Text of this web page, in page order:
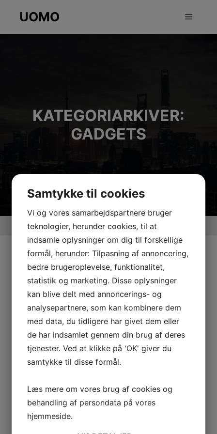
UOMO
KATEGORIARKIVER:
GADGETS
10. oktober 2018af RasmusM 0 Gadgets
GOOGLE HOME
Samtykke til cookies
Vi og vores samarbejdspartnere bruger
teknologier, herunder cookies, til at
indsamle oplysninger om dig til forskellige
formål, herunder: Tilpasning af annoncering,
bedre brugeroplevelse, funktionalitet,
statistik og marketing. Disse oplysninger
kan blive delt med annoncerings- og
analysepartnere, som kan kombinere dem
med data, du tidligere har givet dem eller
de har indsamlet gennem din brug af deres
tjenester. Ved at klikke på 'OK' giver du
samtykke til disse formål.
Læs mere om vores brug af cookies og
behandling af persondata på vores
hjemmeside.